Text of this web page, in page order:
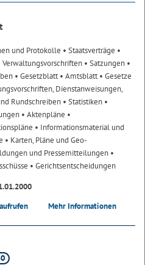
und Protokolle • Staatsverträge •
Verwaltungsvorschriften • Satzungen •
• Gesetzblatt• Amtsblatt• Gesetze
Dienstanweisungen,
Rundschreiben • Statistiken •
• Aktenpläne •
• Informationsmaterial und
• Karten, Pläne und Geo-
und Pressemitteilungen •
• Gerichtsentscheidungen
Mehr Informationen